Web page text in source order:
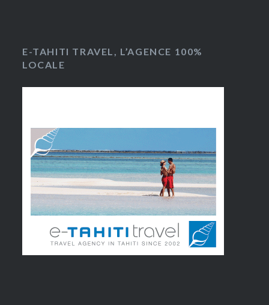
E-TAHITI TRAVEL, L’AGENCE 100%
LOCALE